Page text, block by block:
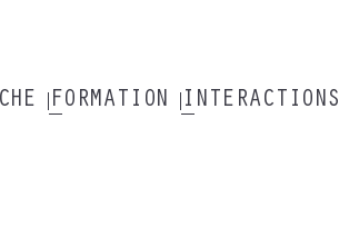
FORMATION INTERACTIONS